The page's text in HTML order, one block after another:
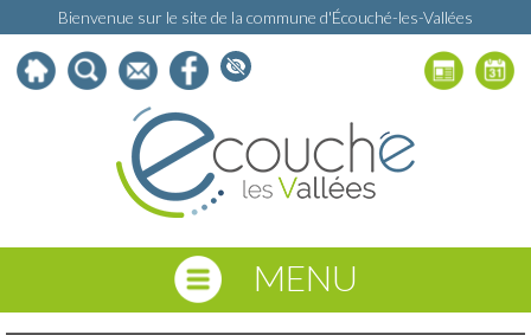
Bienvenue sur le site de la commune d'Écouché-les-Vallées
MENU